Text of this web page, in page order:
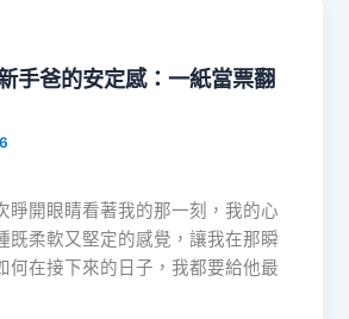
手爸的安定感：一紙當票翻
睜開眼睛看著我的那一刻，我的心
既柔軟又堅定的感覺，讓我在那瞬
在接下來的日子，我都要給他最